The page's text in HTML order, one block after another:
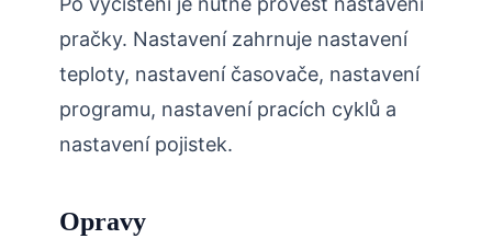
pračky. Nastavení zahrnuje nastavení
teploty, nastavení časovače, nastavení
programu, nastavení pracích cyklů a
nastavení pojistek.
Opravy